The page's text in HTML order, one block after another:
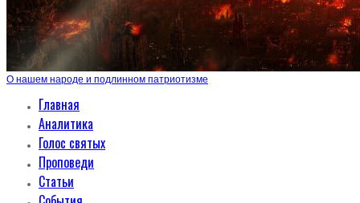
О нашем народе и подлинном патриотизме
Главная
Аналитика
Голос святых
Проповеди
Статьи